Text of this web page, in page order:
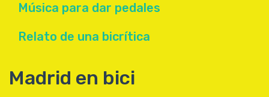
Música para dar pedales
Relato de una bicrítica
Madrid en bici